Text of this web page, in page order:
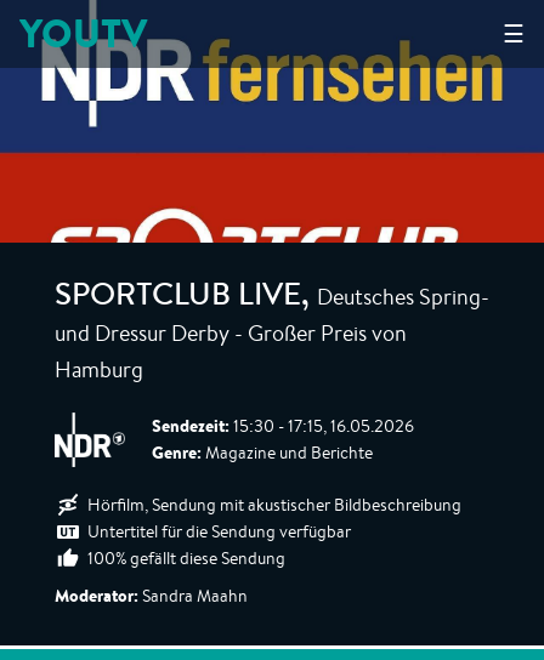
☰
YOUTV
SPORTCLUB LIVE, Deutsches Spring-
und Dressur Derby - Großer Preis von
Hamburg
Sendezeit: 15:30 - 17:15, 16.05.2026
Genre: Magazine und Berichte
Hörfilm, Sendung mit akustischer Bildbeschreibung
Untertitel für die Sendung verfügbar
100% gefällt diese Sendung
Moderator: Sandra Maahn